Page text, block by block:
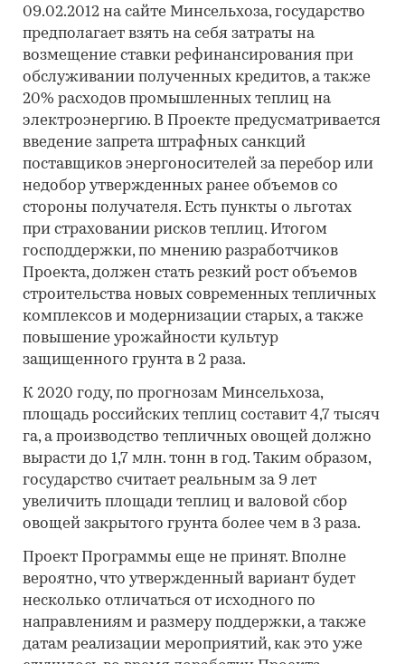
09.02.2012 на сайте Минсельхоза, государство
предполагает взять на себя затраты на
возмещение ставки рефинансирования при
обслуживании полученных кредитов, а также
20% расходов промышленных теплиц на
электроэнергию. В Проекте предусматривается
введение запрета штрафных санкций
поставщиков энергоносителей за перебор или
недобор утвержденных ранее объемов со
стороны получателя. Есть пункты о льготах
при страховании рисков теплиц. Итогом
господдержки, по мнению разработчиков
Проекта, должен стать резкий рост объемов
строительства новых современных тепличных
комплексов и модернизации старых, а также
повышение урожайности культур
защищенного грунта в 2 раза.
К 2020 году, по прогнозам Минсельхоза,
площадь российских теплиц составит 4,7 тысяч
га, а производство тепличных овощей должно
вырасти до 1,7 млн. тонн в год. Таким образом,
государство считает реальным за 9 лет
увеличить площади теплиц и валовой сбор
овощей закрытого грунта более чем в 3 раза.
Проект Программы еще не принят. Вполне
вероятно, что утвержденный вариант будет
несколько отличаться от исходного по
направлениям и размеру поддержки, а также
датам реализации мероприятий, как это уже